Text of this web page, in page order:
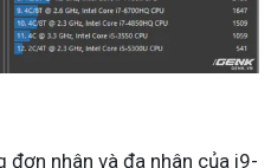
nhân và đa nhân của i9-